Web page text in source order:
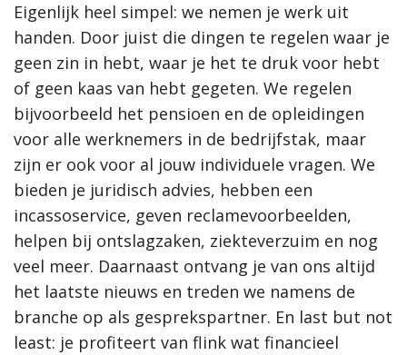
Eigenlijk heel simpel: we nemen je werk uit
handen. Door juist die dingen te regelen waar je
geen zin in hebt, waar je het te druk voor hebt
of geen kaas van hebt gegeten. We regelen
bijvoorbeeld het pensioen en de opleidingen
voor alle werknemers in de bedrijfstak, maar
zijn er ook voor al jouw individuele vragen. We
bieden je juridisch advies, hebben een
incassoservice, geven reclamevoorbeelden,
helpen bij ontslagzaken, ziekteverzuim en nog
veel meer. Daarnaast ontvang je van ons altijd
het laatste nieuws en treden we namens de
branche op als gesprekspartner. En last but not
least: je profiteert van flink wat financieel